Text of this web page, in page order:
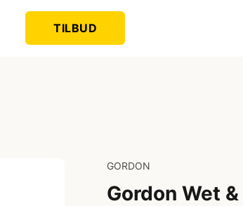
TILBUD
GORDON
Gordon Wet